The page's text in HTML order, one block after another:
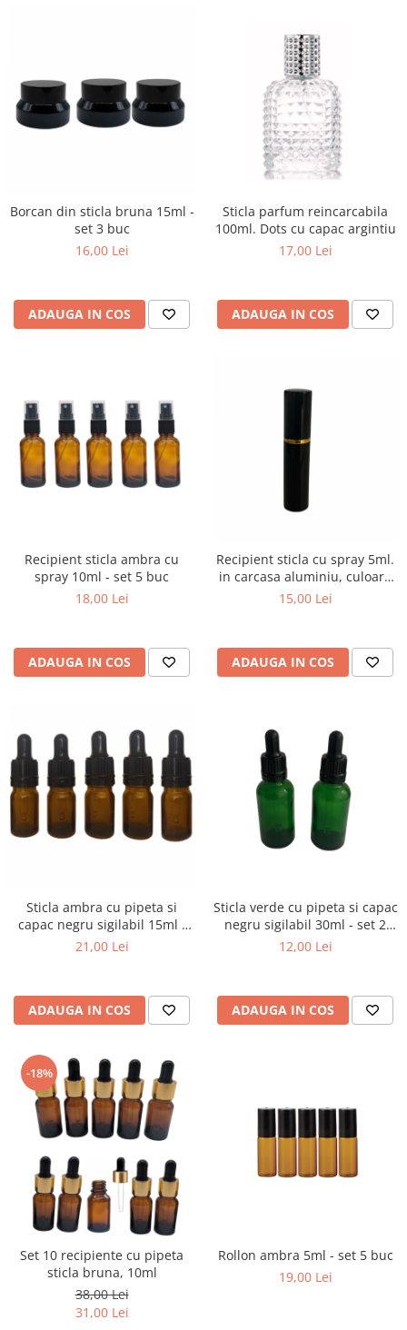
Borcan din sticla bruna 15ml -
set 3 buc
16,00 Lei
ADAUGA IN COS
Sticla parfum reincarcabila
100ml. Dots cu capac argintiu
17,00 Lei
ADAUGA IN COS
Recipient sticla ambra cu
spray 10ml - set 5 buc
18,00 Lei
ADAUGA IN COS
Recipient sticla cu spray 5ml.
in carcasa aluminiu, culoare
neagra
15,00 Lei
ADAUGA IN COS
Sticla ambra cu pipeta si
capac negru sigilabil 15ml -
set 5 buc
21,00 Lei
ADAUGA IN COS
Sticla verde cu pipeta si capac
negru sigilabil 30ml - set 2
buc
12,00 Lei
ADAUGA IN COS
-18%
Set 10 recipiente cu pipeta
sticla bruna, 10ml
38,00 Lei
31,00 Lei
Rollon ambra 5ml - set 5 buc
19,00 Lei